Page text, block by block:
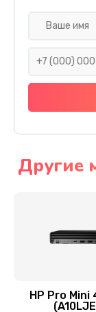
Другие
HP Pro Mini